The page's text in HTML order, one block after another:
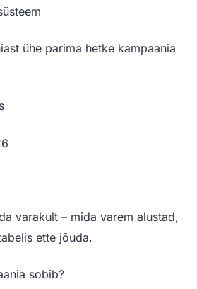
ühe parima hetke kampaania
varakult – mida varem alustad,
ette jõuda.
sobib?